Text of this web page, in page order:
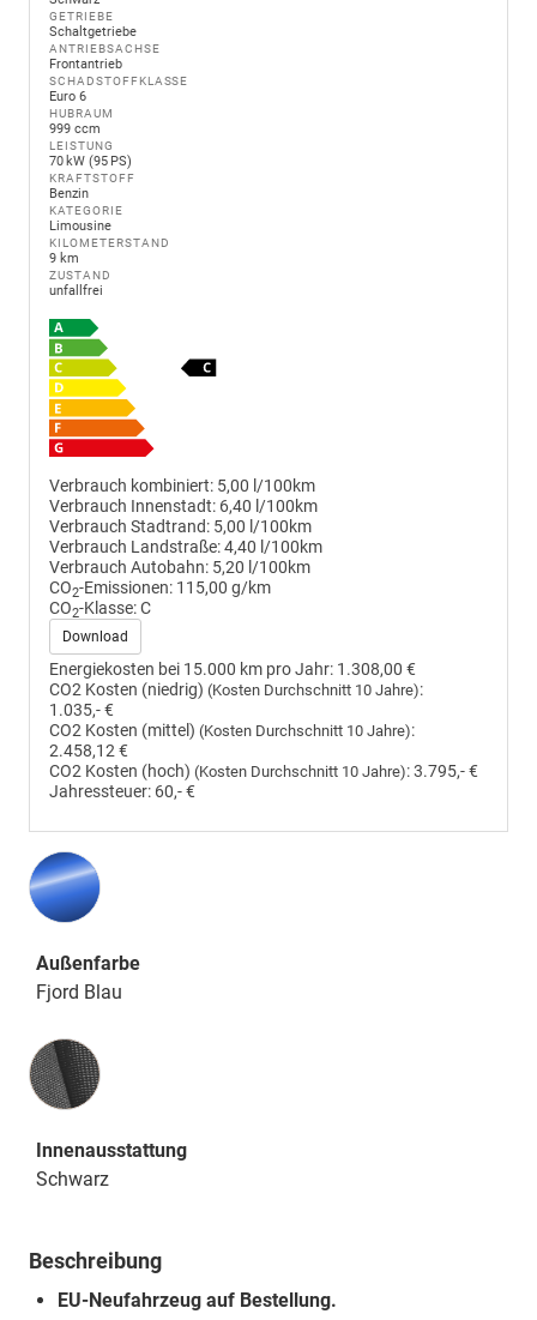
GETRIEBE
Schaltgetriebe
ANTRIEBSACHSE
Frontantrieb
SCHADSTOFFKLASSE
Euro 6
HUBRAUM
999 ccm
LEISTUNG
70 kW (95 PS)
KRAFTSTOFF
Benzin
KATEGORIE
Limousine
KILOMETERSTAND
9 km
ZUSTAND
unfallfrei
Verbrauch kombiniert: 5,00 l/100km
Verbrauch Innenstadt: 6,40 l/100km
Verbrauch Stadtrand: 5,00 l/100km
Verbrauch Landstraße:4,40 l/100km
Verbrauch Autobahn: 5,20 l/100km
CO2-Emissionen: 115,00 g/km
CO2-Klasse:C
Download
Energiekosten bei 15.000 km pro Jahr: 1.308,00 €
CO2 Kosten (niedrig) (Kosten Durchschnitt 10 Jahre):
1.035,- €
CO2 Kosten (mittel) (Kosten Durchschnitt 10 Jahre):
2.458,12 €
CO2 Kosten (hoch) (Kosten Durchschnitt 10 Jahre):3.795,- €
Jahressteuer: 60,- €
Außenfarbe
Fjord Blau
Innenausstattung
Innenausstattung
Schwarz
Beschreibung
EU-Neufahrzeug auf Bestellung.